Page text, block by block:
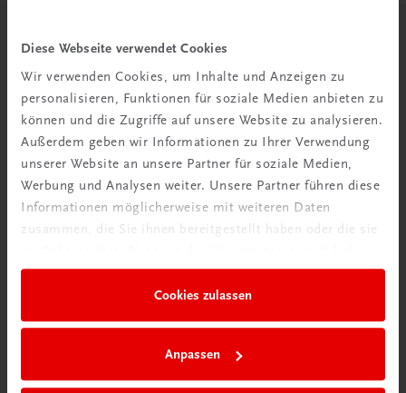
Diese Webseite verwendet Cookies
Wir verwenden Cookies, um Inhalte und Anzeigen zu
personalisieren, Funktionen für soziale Medien anbieten zu
können und die Zugriffe auf unsere Website zu analysieren.
Außerdem geben wir Informationen zu Ihrer Verwendung
unserer Website an unsere Partner für soziale Medien,
Werbung und Analysen weiter. Unsere Partner führen diese
Informationen möglicherweise mit weiteren Daten
zusammen, die Sie ihnen bereitgestellt haben oder die sie
Cookies zulassen
Anpassen
Herzlich willkommen bei TRAUNER!
Wir über uns
Familienunternehmen mit 80 Mitarbeiterinnen und
Mitarbeitern, die eines verbindet: Begeisterung für unsere
mehr erfahren